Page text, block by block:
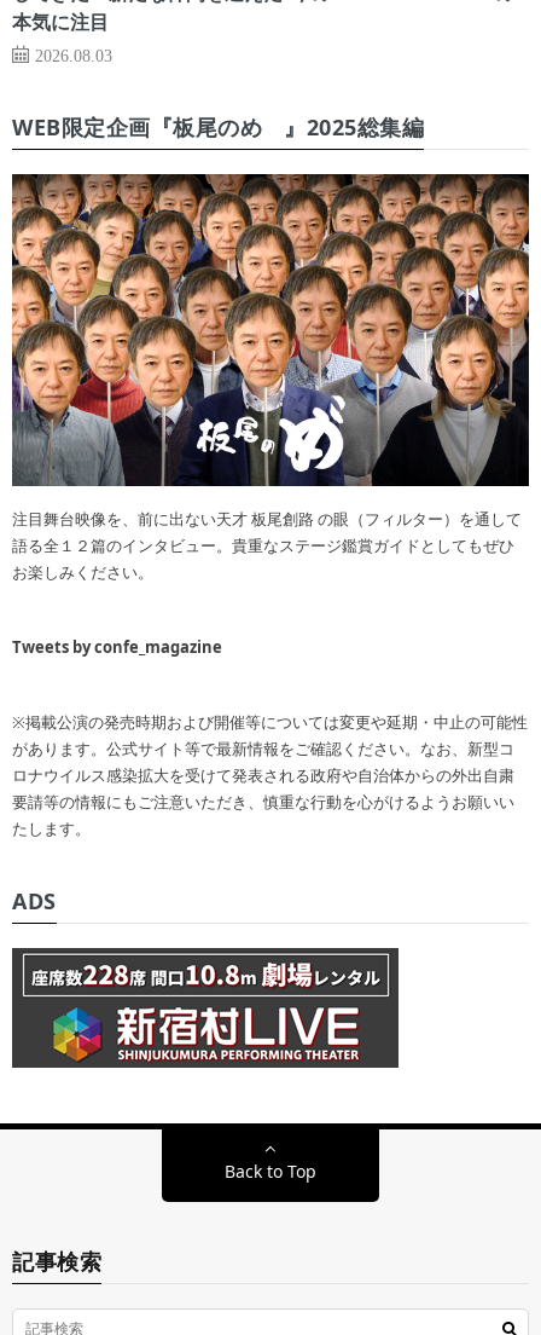
本気に注目
2026.08.03
WEB限定企画『板尾のめ゙』2025総集編
注目舞台映像を、前に出ない天才 板尾創路 の眼（フィルター）を通して
語る全１２篇のインタビュー。貴重なステージ鑑賞ガイドとしてもぜひ
お楽しみください。
Tweets by confe_magazine
※掲載公演の発売時期および開催等については変更や延期・中止の可能性
があります。公式サイト等で最新情報をご確認ください。なお、新型コ
ロナウイルス感染拡大を受けて発表される政府や自治体からの外出自粛
要請等の情報にもご注意いただき、慎重な行動を心がけるようお願いい
たします。
ADS
Back to Top
記事検索